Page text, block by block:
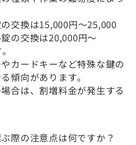
交換は15,000円〜25,000
の交換は20,000円〜
カードキーなど特殊な鍵の
傾向があります。
合は、割増料金が発生する
際の注意点は何ですか？